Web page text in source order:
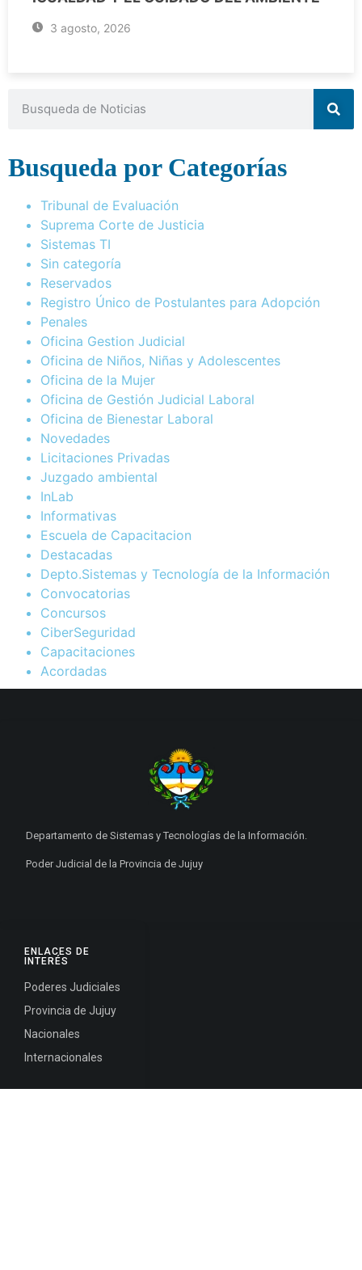
3 agosto, 2026
Busqueda por Categorías
Tribunal de Evaluación
Suprema Corte de Justicia
Sistemas TI
Sin categoría
Reservados
Registro Único de Postulantes para Adopción
Penales
Oficina Gestion Judicial
Oficina de Niños, Niñas y Adolescentes
Oficina de la Mujer
Oficina de Gestión Judicial Laboral
Oficina de Bienestar Laboral
Novedades
Licitaciones Privadas
Juzgado ambiental
InLab
Informativas
Escuela de Capacitacion
Destacadas
Depto.Sistemas y Tecnología de la Información
Convocatorias
Concursos
CiberSeguridad
Capacitaciones
Acordadas
ENLACES DE
INTERÉS
Poderes Judiciales
Provincia de Jujuy
Nacionales
Internacionales
Departamento de Sistemas y Tecnologías de la Información.
Poder Judicial de la Provincia de Jujuy